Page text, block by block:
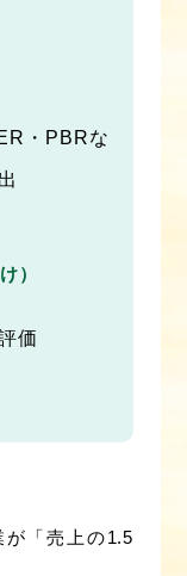
・PBRな
）
価
「売上の1.5